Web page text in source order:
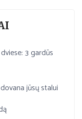
3 gardūs
jūsų stalui